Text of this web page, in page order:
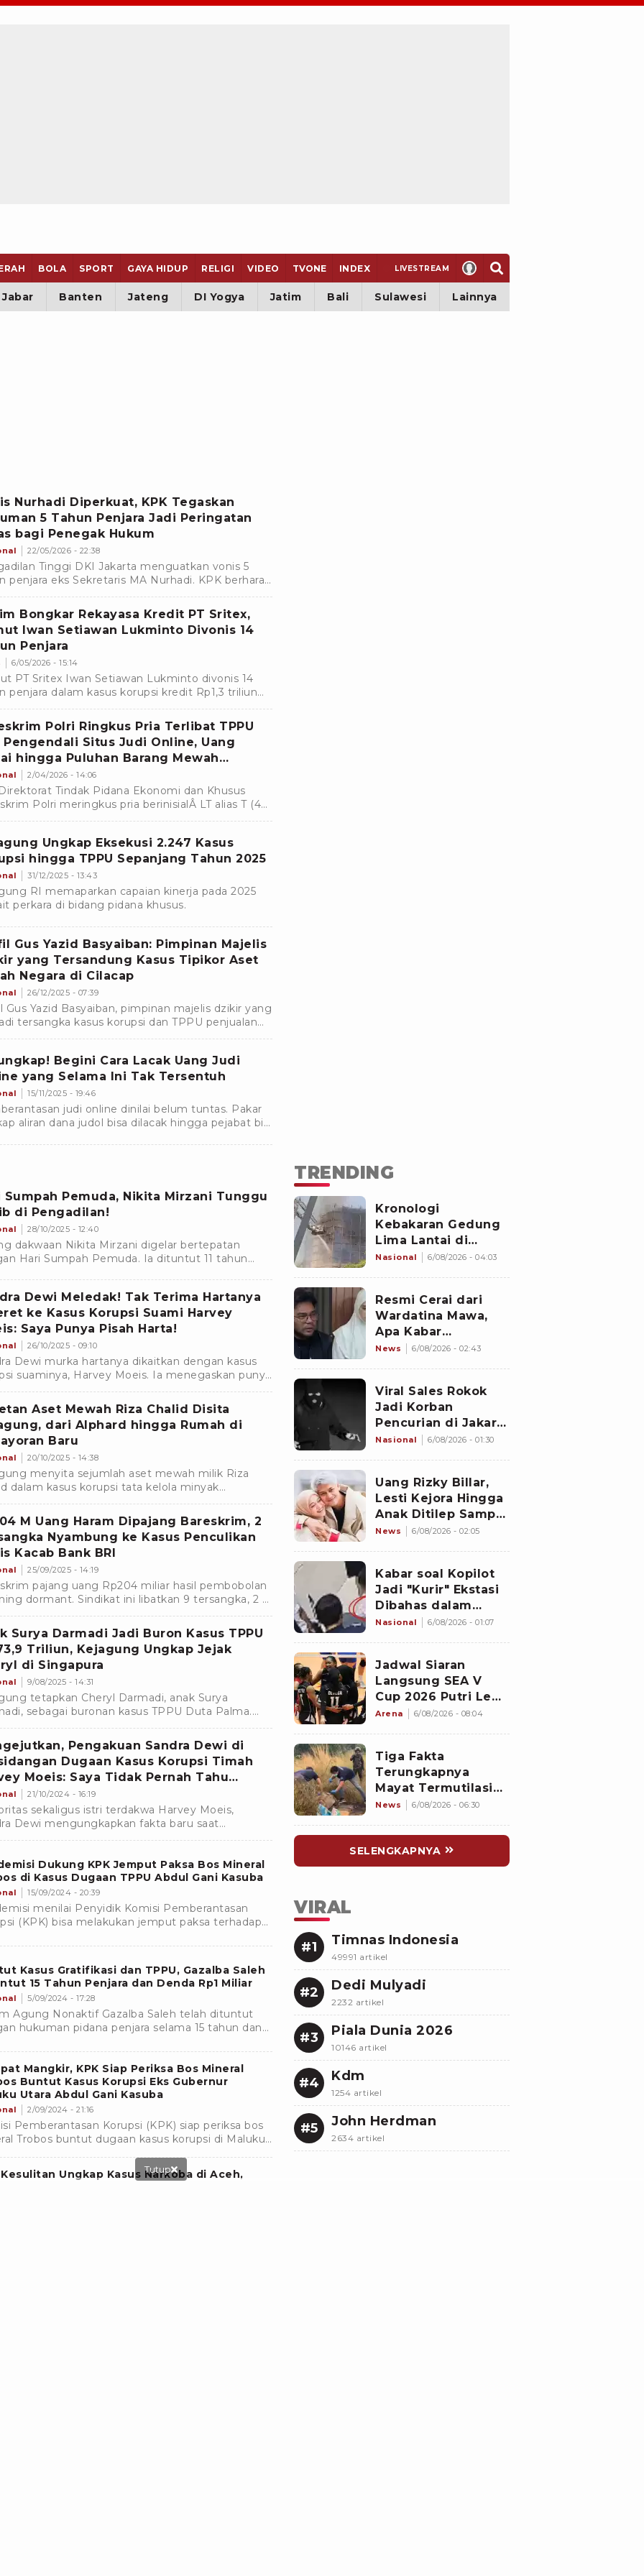
BOLA SPORT GAYA HIDUP RELIGI VIDEO TVONE INDEX LIVESTREAM
Jabar Banten Jateng DI Yogya Jatim Bali Sulawesi Lainnya
Nurhadi Diperkuat, KPK Tegaskan
5 Tahun Penjara Jadi Peringatan
bagi Penegak Hukum
22/05/2026 - 22:38
Tinggi DKI Jakarta menguatkan vonis 5
penjara eks Sekretaris MA Nurhadi. KPK berharap
memberi efek jera.
Bongkar Rekayasa Kredit PT Sritex,
Iwan Setiawan Lukminto Divonis 14
Penjara
6/05/2026 - 15:14
PT Sritex Iwan Setiawan Lukminto divonis 14
penjara dalam kasus korupsi kredit Rp1,3 triliun
di Tipikor Semarang.
Polri Ringkus Pria Terlibat TPPU
Pengendali Situs Judi Online, Uang
hingga Puluhan Barang Mewah
Disita
2/04/2026 - 14:06
Tindak Pidana Ekonomi dan Khusus
Polri meringkus pria berinisialÂ LT alias T (40)
kasus judi online dan TPPU.
Ungkap Eksekusi 2.247 Kasus
hingga TPPU Sepanjang Tahun 2025
31/12/2025 - 13:43
RI memaparkan capaian kinerja pada 2025
perkara di bidang pidana khusus.
Gus Yazid Basyaiban: Pimpinan Majelis
yang Tersandung Kasus Tipikor Aset
Negara di Cilacap
26/12/2025 - 07:39
Gus Yazid Basyaiban, pimpinan majelis dzikir yang
tersangka kasus korupsi dan TPPU penjualan
negara di Cilacap.
Begini Cara Lacak Uang Judi
yang Selama Ini Tak Tersentuh
15/11/2025 - 19:46
judi online dinilai belum tuntas. Pakar
aliran dana judol bisa dilacak hingga pejabat bila
Sumpah Pemuda, Nikita Mirzani Tunggu
di Pengadilan!
28/10/2025 - 12:40
dakwaan Nikita Mirzani digelar bertepatan
Hari Sumpah Pemuda. Ia dituntut 11 tahun
Dewi Meledak! Tak Terima Hartanya
ke Kasus Korupsi Suami Harvey
Saya Punya Pisah Harta!
26/10/2025 - 09:10
Dewi murka hartanya dikaitkan dengan kasus
suaminya, Harvey Moeis. Ia menegaskan punya
pisah harta dan siap buktikan asal kekayaan.
Aset Mewah Riza Chalid Disita
dari Alphard hingga Rumah di
Baru
20/10/2025 - 14:38
menyita sejumlah aset mewah milik Riza
dalam kasus korupsi tata kelola minyak
Berikut daftar lengkap aset yang disita.
M Uang Haram Dipajang Bareskrim, 2
Nyambung ke Kasus Penculikan
Kacab Bank BRI
25/09/2025 - 14:19
pajang uang Rp204 miliar hasil pembobolan
dormant. Sindikat ini libatkan 9 tersangka, 2 di
terkait kasus pembunuhan Kacab BRI
Putih.
Surya Darmadi Jadi Buron Kasus TPPU
Triliun, Kejagung Ungkap Jejak
di Singapura
9/08/2025 - 14:31
tetapkan Cheryl Darmadi, anak Surya
sebagai buronan kasus TPPU Duta Palma.
berada di Singapura, kerugian negara capai Rp
Pengakuan Sandra Dewi di
Dugaan Kasus Korupsi Timah
Moeis: Saya Tidak Pernah Tahu
Beli Mobil Mewah
21/10/2024 - 16:19
sekaligus istri terdakwa Harvey Moeis,
Dewi mengungkapkan fakta baru saat
dalam sidang pemeriksaan saksi di Pengadilan
Dukung KPK Jemput Paksa Bos Mineral
di Kasus Dugaan TPPU Abdul Gani Kasuba
15/09/2024 - 20:39
menilai Penyidik Komisi Pemberantasan
(KPK) bisa melakukan jemput paksa terhadap
dalam kasus dugaan tindak pidana pencucian
(TPPU) mantan Gubernur Maluku Utara (Malut)
Gani Kasuba (AGK).
Kasus Gratifikasi dan TPPU, Gazalba Saleh
15 Tahun Penjara dan Denda Rp1 Miliar
5/09/2024 - 17:28
Agung Nonaktif Gazalba Saleh telah dituntut
hukuman pidana penjara selama 15 tahun dan
Mangkir, KPK Siap Periksa Bos Mineral
Buntut Kasus Korupsi Eks Gubernur
Utara Abdul Gani Kasuba
2/09/2024 - 21:16
Pemberantasan Korupsi (KPK) siap periksa bos
Trobos buntut dugaan kasus korupsi di Maluku
Ungkap Kasus Narkoba di Aceh,
TRENDING
Kronologi
Kebakaran Gedung
Lima Lantai di
Cikini, Sempat Coba
Nasional 6/08/2026 - 04:03
Resmi Cerai dari
Wardatina Mawa,
Apa Kabar
Hubungan Asmara
News 6/08/2026 - 02:43
Viral Sales Rokok
Jadi Korban
Pencurian di Jakarta
Barat, Sejumlah
Nasional 6/08/2026 - 01:30
Uang Rizky Billar,
Lesti Kejora Hingga
Anak Ditilep Sampai
Rp3,1 Miliar, Pelaku
News 6/08/2026 - 02:05
Kabar soal Kopilot
Jadi "Kurir" Ekstasi
Dibahas dalam
Rapat Kabinet
Nasional 6/08/2026 - 01:07
Jadwal Siaran
Langsung SEA V
Cup 2026 Putri Leg
2: Timnas Voli Putri
Vietnam
Arena 6/08/2026 - 08:04
Tiga Fakta
Terungkapnya
Mayat Termutilasi
Dalam Karung
Pelaku Berkenalan
di Media Sosial
News 6/08/2026 - 06:30
SELENGKAPNYA
VIRAL
#1 Timnas Indonesia
49991 artikel
#2 Dedi Mulyadi
2232 artikel
#3 Piala Dunia 2026
10146 artikel
#4 Kdm
1254 artikel
#5 John Herdman
2634 artikel
Tutup